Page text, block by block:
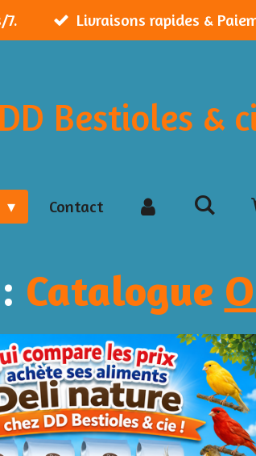
7. Livraisons rapides &
DD Bestioles &
Contact
Catalogue